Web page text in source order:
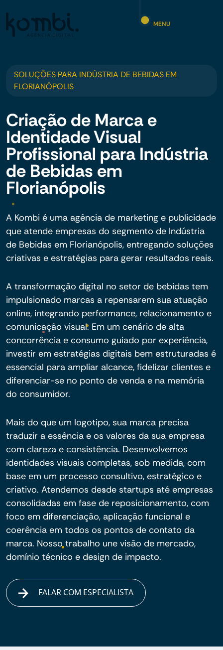
MENU
SOLUÇÕES PARA INDÚSTRIA DE BEBIDAS EM
FLORIANÓPOLIS
Criação de Marca e
Identidade Visual
Profissional para Indústria
de Bebidas em
Florianópolis
A Kombi é uma agência de marketing e publicidade
que atende empresas do segmento de Indústria
de Bebidas em Florianópolis, entregando soluções
criativas e estratégias para gerar resultados reais.
A transformação digital no setor de bebidas tem
impulsionado marcas a repensarem sua atuação
online, integrando performance, relacionamento e
comunicação visual. Em um cenário de alta
concorrência e consumo guiado por experiência,
investir em estratégias digitais bem estruturadas é
essencial para ampliar alcance, fidelizar clientes e
diferenciar-se no ponto de venda e na memória
do consumidor.
Mais do que um logotipo, sua marca precisa
traduzir a essência e os valores da sua empresa
com clareza e consistência. Desenvolvemos
identidades visuais completas, sob medida, com
base em um processo consultivo, estratégico e
criativo. Atendemos desde startups até empresas
consolidadas em fase de reposicionamento, com
foco em diferenciação, aplicação funcional e
coerência em todos os pontos de contato da
marca. Nosso trabalho une visão de mercado,
domínio técnico e design de impacto.
FALAR COM ESPECIALISTA